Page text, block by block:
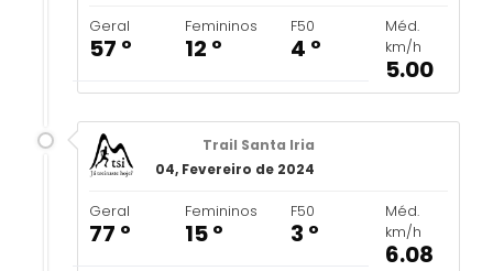
Geral
57 º
Femininos
12 º
F50
4 º
Méd.
km/h
5.00
Trail Santa Iria
04, Fevereiro de 2024
Geral
77 º
Femininos
15 º
F50
3 º
Méd.
km/h
6.08